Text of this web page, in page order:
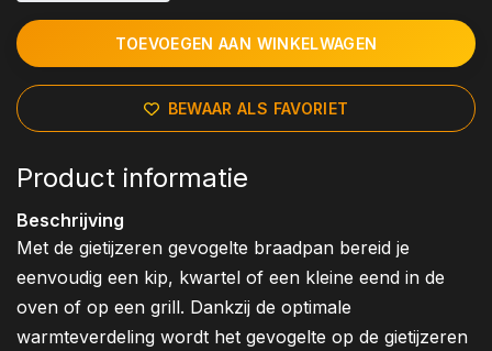
TOEVOEGEN AAN WINKELWAGEN
BEWAAR ALS FAVORIET
Product informatie
Beschrijving
Met de gietijzeren gevogelte braadpan bereid je
eenvoudig een kip, kwartel of een kleine eend in de
oven of op een grill. Dankzij de optimale
warmteverdeling wordt het gevogelte op de gietijzeren